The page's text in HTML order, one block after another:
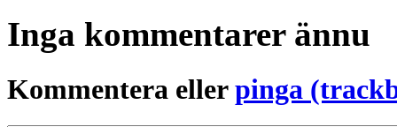
Inga kommentarer ännu
Kommentera ellerpinga